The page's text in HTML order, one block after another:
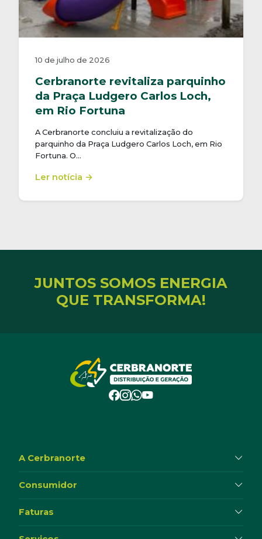
10 de julho de 2026
Cerbranorte revitaliza parquinho
da Praça Ludgero Carlos Loch,
em Rio Fortuna
A Cerbranorte concluiu a revitalização do
parquinho da Praça Ludgero Carlos Loch, em Rio
Fortuna. O…
Ler notícia →
JUNTOS SOMOS ENERGIA
QUE TRANSFORMA!
A Cerbranorte
Consumidor
Faturas